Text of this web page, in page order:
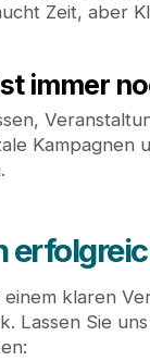
Zeit, aber
immer
einem klaren
Lassen Sie